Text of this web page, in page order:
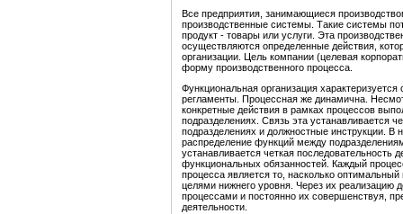
Все предприятия, занимающиеся
производственные системы. Такие системы
продукт - товары или услуги. Эта
осуществляются определенные действия,
организации. Цель компании (целевая
форму производственного процесса.
Функциональная организация
регламенты. Процессная же динамична.
конкретные действия в рамках процессов
подразделениях. Связь эта устанавливается
подразделениях и должностные инструкции. В
распределение функций между
устанавливается четкая последовательность
функциональных обязанностей. Каждый
процесса является то, насколько
целями нижнего уровня. Через их реализацию
процессами и постоянно их совершенствуя,
деятельности.